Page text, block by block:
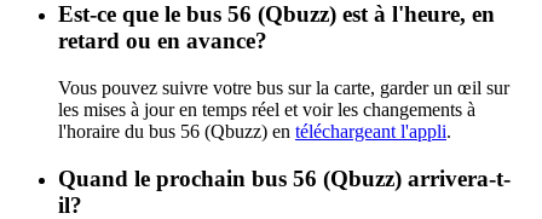
Est-ce que le bus 56 (Qbuzz) est à l'heure, en
retard ou en avance?
Vous pouvez suivre votre bus sur la carte, garder un œil sur
les mises à jour en temps réel et voir les changements à
l'horaire du bus 56 (Qbuzz) en téléchargeant l'appli.
Quand le prochain bus 56 (Qbuzz) arrivera-t-
il?